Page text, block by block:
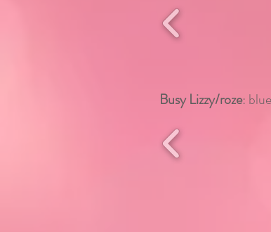
Busy Lizzy/roze: